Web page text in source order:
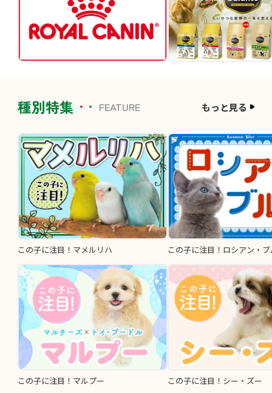
種別特集 FEATURE もっと見る
この子に注目！マメルリハ この子に注目！ロシアン・
この子に注目！マルプー この子に注目！シー・ズー